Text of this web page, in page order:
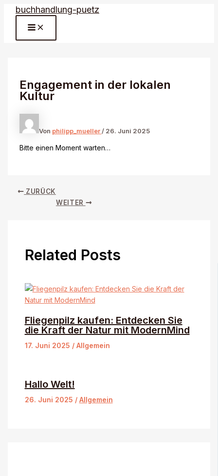
Zum
springen
buchhandlung-puetz
MAIN
MENU
Engagement in der lokalen
Kultur
Von philipp_mueller / 26. Juni 2025
Bitte einen Moment warten…
ZURÜCK
WEITER
Related Posts
Fliegenpilz kaufen: Entdecken Sie
die Kraft der Natur mit ModernMind
17. Juni 2025 / Allgemein
Hallo Welt!
26. Juni 2025 / Allgemein